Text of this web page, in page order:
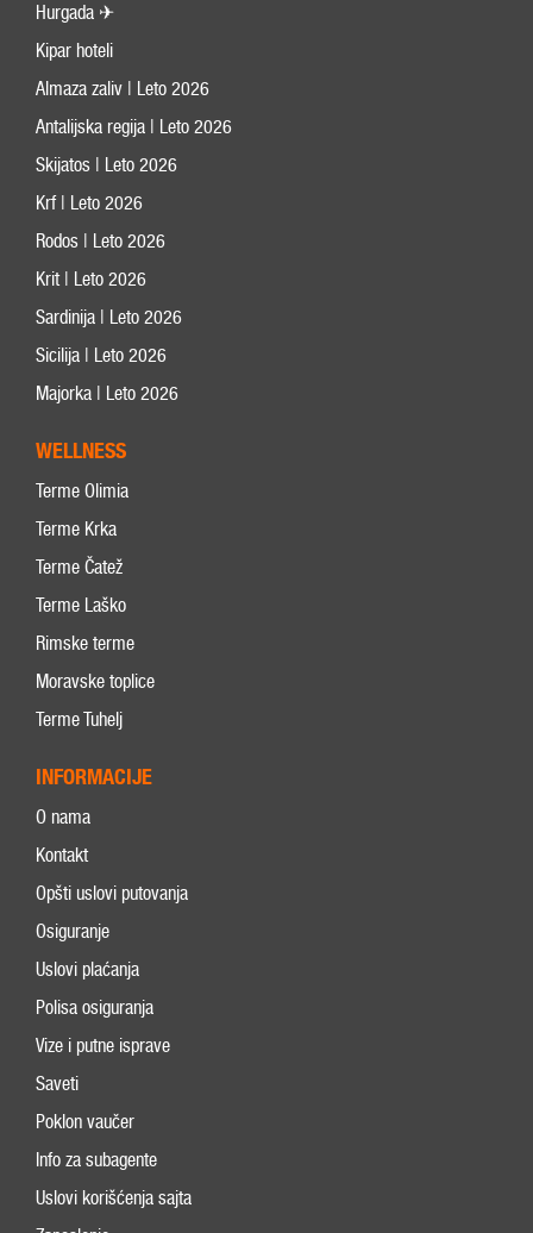
Hurgada ✈
Kipar hoteli
Almaza zaliv | Leto 2026
Antalijska regija | Leto 2026
Skijatos | Leto 2026
Krf | Leto 2026
Rodos | Leto 2026
Krit | Leto 2026
Sardinija | Leto 2026
Sicilija | Leto 2026
Majorka | Leto 2026
WELLNESS
Terme Olimia
Terme Krka
Terme Čatež
Terme Laško
Rimske terme
Moravske toplice
Terme Tuhelj
INFORMACIJE
O nama
Kontakt
Opšti uslovi putovanja
Osiguranje
Uslovi plaćanja
Polisa osiguranja
Vize i putne isprave
Saveti
Poklon vaučer
Info za subagente
Uslovi korišćenja sajta